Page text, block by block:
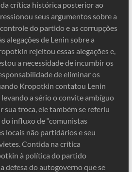
crítica histórica posterior ao
seus argumentos sobre a
do partido e as corrupções
alegações de Lenin sobre a
rejeitou essas alegações e,
a necessidade de incumbir os
de eliminar os
Kropotkin contatou Lenin
a sério o convite ambíguo
sua troca, ele também se referiu
influxo de “comunistas
locais não partidários e seu
Contida na crítica
à política do partido
defesa do autogoverno que se